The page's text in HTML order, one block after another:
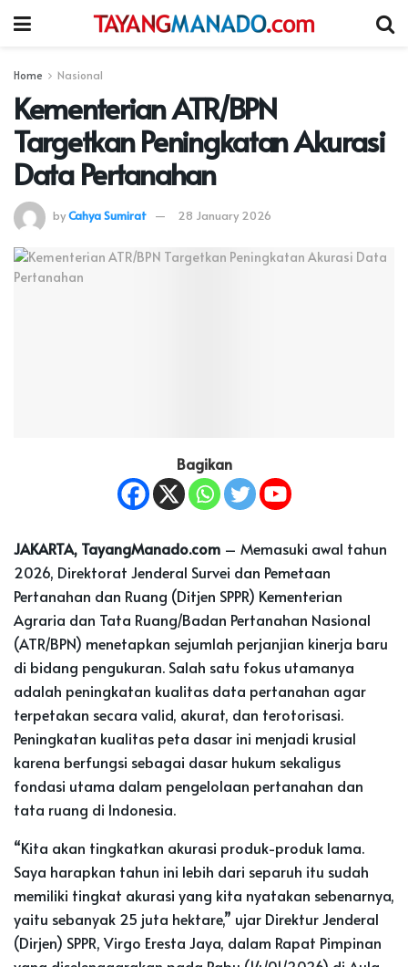
Home Nasional
Kementerian ATR/BPN
Targetkan Peningkatan Akurasi
Data Pertanahan
byCahya Sumirat 28 January 2026
Bagikan
JAKARTA, TayangManado.com – Memasuki awal tahun
2026, Direktorat Jenderal Survei dan Pemetaan
Pertanahan dan Ruang (Ditjen SPPR) Kementerian
Agraria dan Tata Ruang/Badan Pertanahan Nasional
(ATR/BPN) menetapkan sejumlah perjanjian kinerja baru
di bidang pengukuran. Salah satu fokus utamanya
adalah peningkatan kualitas data pertanahan agar
terpetakan secara valid, akurat, dan terotorisasi.
Peningkatan kualitas peta dasar ini menjadi krusial
karena berfungsi sebagai dasar hukum sekaligus
fondasi utama dalam pengelolaan pertanahan dan
tata ruang di Indonesia.
“Kita akan tingkatkan akurasi produk-produk lama.
Saya harapkan tahun ini lebih dari separuh itu sudah
memiliki tingkat akurasi yang kita nyatakan sebenarnya,
yaitu sebanyak 25 juta hektare,” ujar Direktur Jenderal
(Dirjen) SPPR, Virgo Eresta Jaya, dalam Rapat Pimpinan